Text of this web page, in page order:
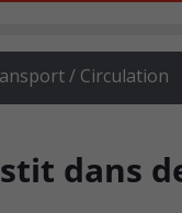
/ Circulation
dans